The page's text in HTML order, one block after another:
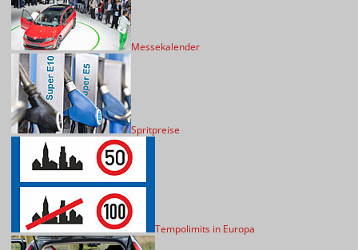
Messekalender
Spritpreise
Tempolimits in Europa